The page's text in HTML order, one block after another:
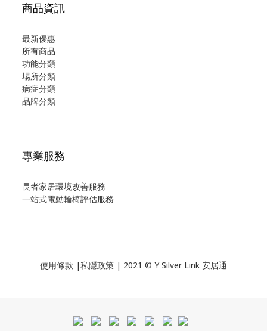
商品資訊
最新優惠
所有商品
功能分類
場所分類
病症分類
品牌分類
專業服務
長者家居環境改善服務
一站式電動輪椅評估服務
使用條款 |私隱政策 | 2021 © Y Silver Link 安居通